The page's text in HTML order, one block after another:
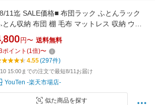
11迄 SALE価格■ 布団ラック ふとんラック
とん収納 布団 棚 毛布 マットレス 収納 ウォ
クインクローゼット 布団収納ラック 押入れ
納 押し入れ収納 ふとん収納 押し入れ収納ラ
ク 収納棚 収納付き 荷物置き台 クローゼット
円〜 送料無料
ポイント (1倍)〜
4.55(297件)
15:00までの注文で最短8/11お届け
YouTen -楽天市場店-
似た商品を探す